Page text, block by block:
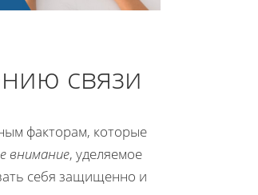
связи
факторам, которые
внимание, уделяемое
себя защищенно и